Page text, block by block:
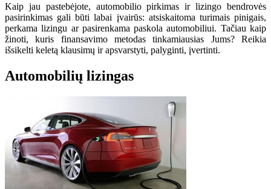
Kaip jau pastebėjote, automobilio pirkimas ir lizingo bendrovės
pasirinkimas gali būti labai įvairūs: atsiskaitoma turimais pinigais,
perkama lizingu ar pasirenkama paskola automobiliui. Tačiau kaip
žinoti, kuris finansavimo metodas tinkamiausias Jums? Reikia
išsikelti keletą klausimų ir apsvarstyti, palyginti, įvertinti.
Automobilių lizingas